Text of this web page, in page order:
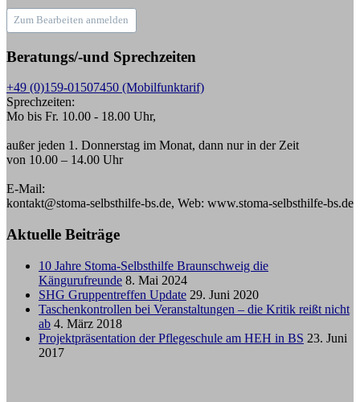
Zum Bearbeiten anmelden
Beratungs/-und Sprechzeiten
+49 (0)159-01507450 (Mobilfunktarif)
Sprechzeiten:
Mo bis Fr. 10.00 - 18.00 Uhr,
außer jeden 1. Donnerstag im Monat, dann nur in der Zeit
von 10.00 – 14.00 Uhr
E-Mail:
kontakt@stoma-selbsthilfe-bs.de, Web: www.stoma-selbsthilfe-bs.de
Aktuelle Beiträge
10 Jahre Stoma-Selbsthilfe Braunschweig die
Kängurufreunde 8. Mai 2024
SHG Gruppentreffen Update 29. Juni 2020
Taschenkontrollen bei Veranstaltungen – die Kritik reißt nicht
ab 4. März 2018
Projektpräsentation der Pflegeschule am HEH in BS 23. Juni
2017